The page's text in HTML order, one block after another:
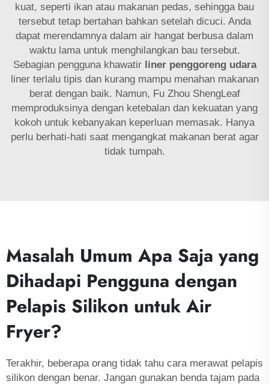
kuat, seperti ikan atau makanan pedas, sehingga bau
tersebut tetap bertahan bahkan setelah dicuci. Anda
dapat merendamnya dalam air hangat berbusa dalam
waktu lama untuk menghilangkan bau tersebut.
Sebagian pengguna khawatir liner penggoreng udara
liner terlalu tipis dan kurang mampu menahan makanan
berat dengan baik. Namun, Fu Zhou ShengLeaf
memproduksinya dengan ketebalan dan kekuatan yang
kokoh untuk kebanyakan keperluan memasak. Hanya
perlu berhati-hati saat mengangkat makanan berat agar
tidak tumpah.
Masalah Umum Apa Saja yang
Dihadapi Pengguna dengan
Pelapis Silikon untuk Air
Fryer?
Terakhir, beberapa orang tidak tahu cara merawat pelapis
silikon dengan benar. Jangan gunakan benda tajam pada